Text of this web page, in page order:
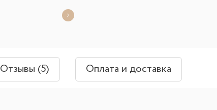
Отзывы (5) Оплата и доставка